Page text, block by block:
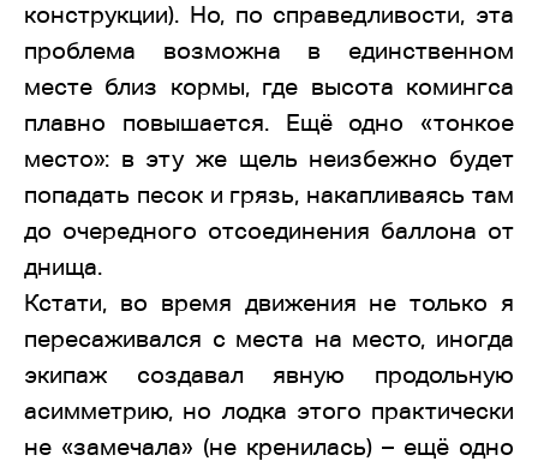
конструкции). Но, по справедливости, эта
проблема возможна в единственном
месте близ кормы, где высота комингса
плавно повышается. Ещё одно «тонкое
место»: в эту же щель неизбежно будет
попадать песок и грязь, накапливаясь там
до очередного отсоединения баллона от
днища.
Кстати, во время движения не только я
пересаживался с места на место, иногда
экипаж создавал явную продольную
асимметрию, но лодка этого практически
не «замечала» (не кренилась) – ещё одно